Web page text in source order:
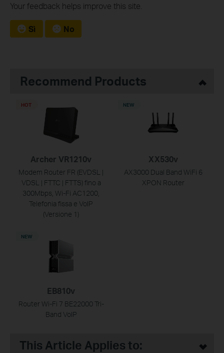
Your feedback helps improve this site.
Sì No
Recommend Products
Archer VR1210v
Modem Router FR (EVDSL |
VDSL | FTTC | FTTS) fino a
300Mbps, Wi-Fi AC1200,
Telefonia fissa e VoIP
(Versione 1)
HOT
XX530v
AX3000 Dual Band WiFi 6
XPON Router
NEW
EB810v
Router Wi-Fi 7 BE22000 Tri-
Band VoIP
NEW
This Article Applies to: